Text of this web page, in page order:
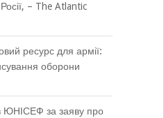
– The Atlantic
ресурс для армії:
оборони
ЮНІСЕФ за заяву про